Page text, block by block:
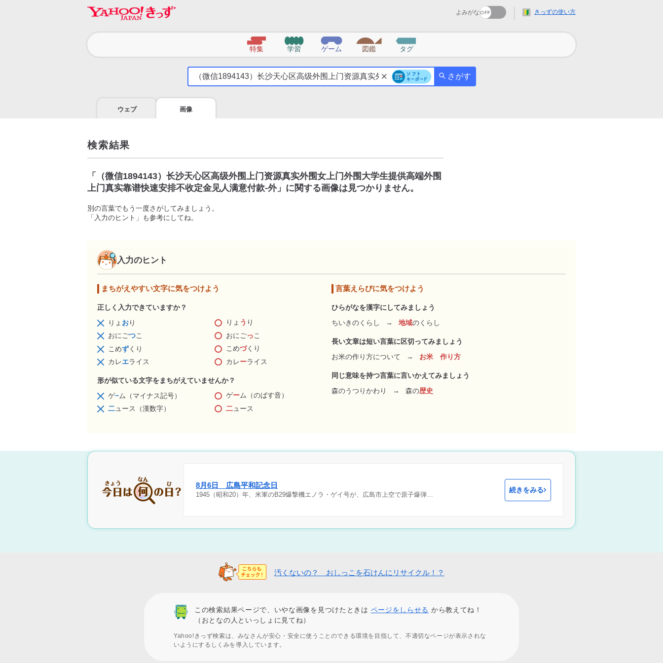
よみがな きっずの使い方
特集 学習 ゲーム 図鑑 タグ
気
こ
う
さがす
ウェブ 画像
検索結果
「
（微信1894143）长沙天心区高级外围上门资源真实外围女上门外围大学生提供高端外围
上门真实靠谱快速安排不收定金见人满意付款-外」に関する画像は見つかりません。
別の言葉でもう一度さがしてみましょう。
「入力のヒント」も参考にしてね。
入力のヒント
まちがえやすい文字に気をつけよう
正しく入力できていますか？
りょ おり りょ う り
おにごつこ おにごっこ
こめずくり こめづくり
カレエライス カレーライス
形が似ている文字をまちがえていませんか？
ゲ−ム（マイナス記号） ゲーム（のばす音）
二ュース（漢数字） 二ュース
言葉えらびに気をつけよう
ひらがなを漢字にしてみましょう
ちいきのくらし
→ 地域のくらし
長い文章は短い言葉に区切ってみましょう
お米の作り方について
→ お米 作り方
同じ意味を持つ言葉に言いかえてみましょう
森のうつりかわり
→ 森の歴史
8月6日 広島平和記念日
1945（昭和20）年、米軍のB29爆撃機エノラ・ゲイ号が、広島市上空で原子爆弾…
続きをみる
汚くないの？ おしっこを石けんにリサイクル！？
この検索結果ページで、いやな画像を見つけたときは ページをしらせる から教えてね！
（おとなの人といっしょに見てね）
Yahoo!きっず検索は、みなさんが安心・安全に使うことのできる環境を目指して、不適切なページが表示されな
いようにするしくみを導入しています。